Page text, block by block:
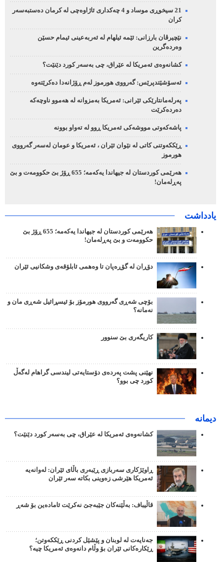
21 سیخوڕی موساد و 4 چەکداری ئاژاوەچی لە کرمان دەستبەسەر
کران
نێچیرڤان بارزانی: ئێمە ئیلهام لە ئەربەعینی ئیمام حسێن
وەردەگرین
کشانەوەی ئەمریکا لە عێراق، چی بەسەر کورد دێنێت؟
ئەسۆشێتدپرێس: گەرووی هورموز لەم ڕۆژانەدا دەکرێتەوە
پەرلەمانتارێکی ئێرانی: ئەمریکا بەمزوانە لە هەموو ناوچەکە
دەردەکرێت
پاشەکەوتی مووشەکی ئەمریکا ڕوو لە تەواو بوونە
ڕێککەوتنی کاتی لە نێوان ئێران ، ئەمریکا و عومان لەسەر گەرووی
هورموز
هەرێمی کوردستان لە جیهاندا یەکەمە؛ 655 ڕۆژ بێ حکوومەت و بێ
پەڕلەمان!
یادداشت
هەرێمی کوردستان لە جیهاندا یەکەمە؛ 655 ڕۆژ بێ
حکوومەت و بێ پەڕلەمان!
دۆڕان لە گۆڕەپان تا وەهمی ئابلۆقەی وشکانیی ئێران
بۆچی شەڕی گەرووی هورمۆز بۆ ئیسڕائیل شەڕی مان و
نەمانە؟
کاریگەری بێ سنوور
نهێنی پشت پەردەی دۆستایەتی لیندسی گراهام لەگەڵ
کورد چی بوو؟
دیمانە
کشانەوەی ئەمریکا لە عێراق، چی بەسەر کورد دێنێت؟
ڕاوێژکاری سەربازی ڕێبەری باڵای ئێران: لەوانەیە
ئەمریکا هێرشی زەوینی بکاتە سەر ئێران
قاڵیباف: بەڵێنەکان جێبەجێ نەکرێت ئامادەین بۆ شەڕ
جەنایەت لە لوبنان و پێشێل کردنی ڕێککەوتن؛
ڕێکارەکانی ئێران بۆ وڵام دانەوەی ئەمریکا چیە؟